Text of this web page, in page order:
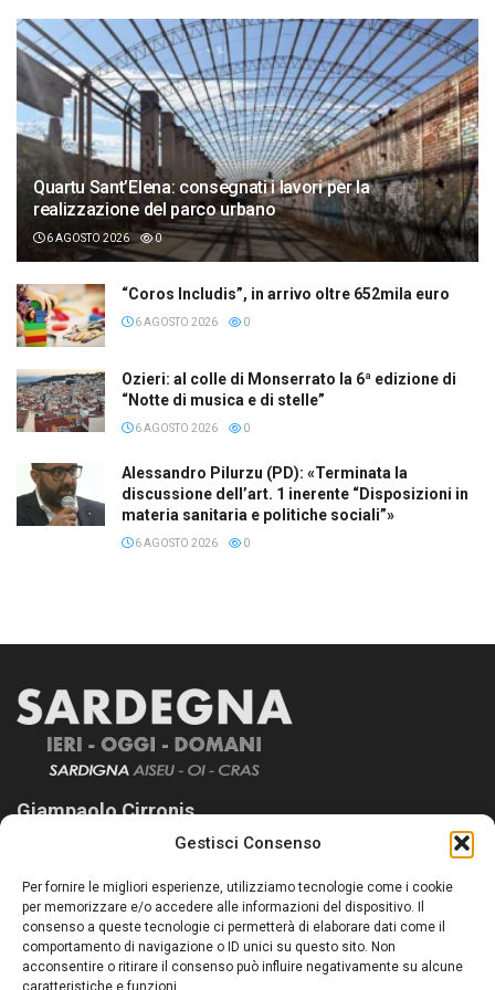
Gestisci Consenso
Per fornire le migliori esperienze, utilizziamo tecnologie come i cookie
per memorizzare e/o accedere alle informazioni del dispositivo. Il
consenso a queste tecnologie ci permetterà di elaborare dati come il
comportamento di navigazione o ID unici su questo sito. Non
acconsentire o ritirare il consenso può influire negativamente su alcune
caratteristiche e funzioni.
Quartu Sant’Elena: consegnati i lavori per la
realizzazione del parco urbano
6 AGOSTO 2026 0
“Coros Includis”, in arrivo oltre 652mila euro
6 AGOSTO 2026 0
Ozieri: al colle di Monserrato la 6ª edizione di
“Notte di musica e di stelle”
6 AGOSTO 2026 0
Alessandro Pilurzu (PD): «Terminata la
discussione dell’art. 1 inerente “Disposizioni in
materia sanitaria e politiche sociali”»
6 AGOSTO 2026 0
Giampaolo Cirronis
Sardegna Ieri-Oggi-Domani nasce per informare “liberamente” i
lettori su quanto accade in Sardegna, con un occhio rivolto al
nostro passato e, soprattutto, al nostro futuro
Follow Us